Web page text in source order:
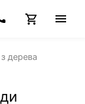
дерева